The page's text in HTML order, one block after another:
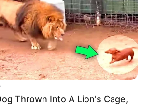
Thrown Into A Lion's Cage,